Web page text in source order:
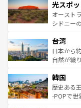
文化が魅
しみなが
るだろう
情報は
島だが、
おすすめ
文化や歴
人々、お
ク、伝統
っている
はコンテ
光スポ
オースト
シドニー
リアリー
ク）、タ
ど、見ど
いる。ア
ビング、
い。オー
台湾
日本から
自然が織
ン）、静
と山間の
驚きをも
韓国
歴史ある
-POPで世